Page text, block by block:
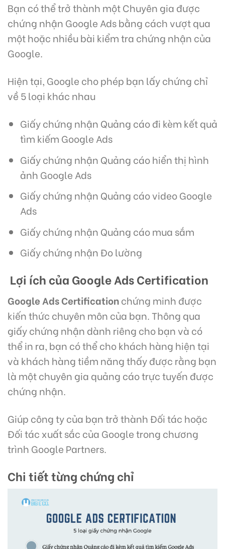
Bạn có thể trở thành một Chuyên gia được
chứng nhận Google Ads bằng cách vượt qua
một hoặc nhiều bài kiểm tra chứng nhận của
Google.
Hiện tại, Google cho phép bạn lấy chứng chỉ
về 5 loại khác nhau
Giấy chứng nhận Quảng cáo đi kèm kết quả
tìm kiếm Google Ads
Giấy chứng nhận Quảng cáo hiển thị hình
ảnh Google Ads
Giấy chứng nhận Quảng cáo video Google
Ads
Giấy chứng nhận Quảng cáo mua sắm
Giấy chứng nhận Đo lường
Lợi ích của Google Ads Certification
Google Ads Certificationchứng minh được
kiến thức chuyên môn của bạn. Thông qua
giấy chứng nhận dành riêng cho bạn và có
thể in ra, bạn có thể cho khách hàng hiện tại
và khách hàng tiềm năng thấy được rằng bạn
là một chuyên gia quảng cáo trực tuyến được
chứng nhận.
Giúp công ty của bạn trở thành Đối tác hoặc
Đối tác xuất sắc của Google trong chương
trình Google Partners.
Chi tiết từng chứng chỉ